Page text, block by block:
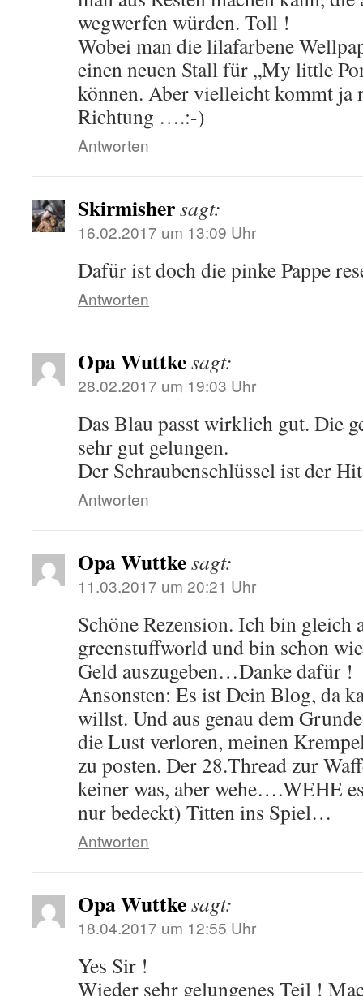
wegwerfen würden. Toll !
Wobei man die lilafarbene
einen neuen Stall für „My little
können. Aber vielleicht kommt ja
Richtung ….:-)
Antworten
Skirmishersagt:
16.02.2017 um 13:09 Uhr
Dafür ist doch die pinke Pappe
Antworten
Opa Wuttkesagt:
28.02.2017 um 19:03 Uhr
Das Blau passt wirklich gut. Die
sehr gut gelungen.
Der Schraubenschlüssel ist der
Antworten
Opa Wuttkesagt:
11.03.2017 um 20:21 Uhr
Schöne Rezension. Ich bin gleich
greenstuffworld und bin schon
Geld auszugeben…Danke dafür !
Ansonsten: Es ist Dein Blog, da
willst. Und aus genau dem
die Lust verloren, meinen
zu posten. Der 28.Thread zur
keiner was, aber wehe….WEHE
nur bedeckt) Titten ins Spiel…
Antworten
Opa Wuttkesagt:
18.04.2017 um 12:55 Uhr
Yes Sir !
Wieder sehr gelungenes Teil !